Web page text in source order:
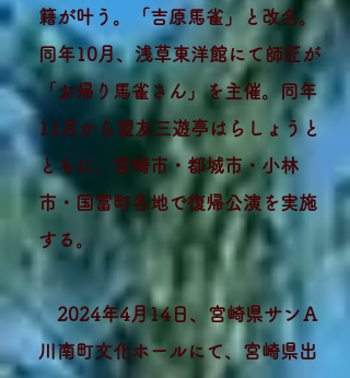
籍が叶う。「吉原馬雀」と改名。
同年10月、浅草東洋館にて師匠が
「お帰り馬雀さん」を主催。同年
11月から盟友三遊亭はらしょうと
ともに、宮崎市・都城市・小林
市・国富町各地で復帰公演を実施
する。
2024年4月14日、宮崎県サンＡ
川南町文化ホールにて、宮崎県出